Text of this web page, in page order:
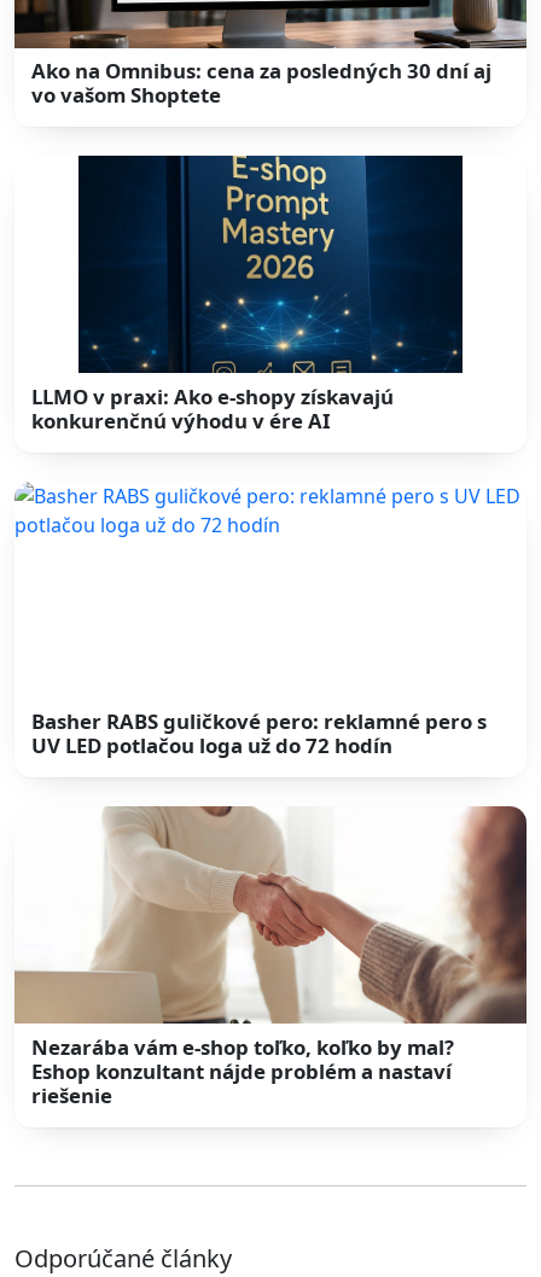
Ako na Omnibus: cena za posledných 30 dní aj
vo vašom Shoptete
LLMO v praxi: Ako e-shopy získavajú
konkurenčnú výhodu v ére AI
Basher RABS guličkové pero: reklamné pero s
UV LED potlačou loga už do 72 hodín
Nezarába vám e-shop toľko, koľko by mal?
Eshop konzultant nájde problém a nastaví
riešenie
Odporúčané články